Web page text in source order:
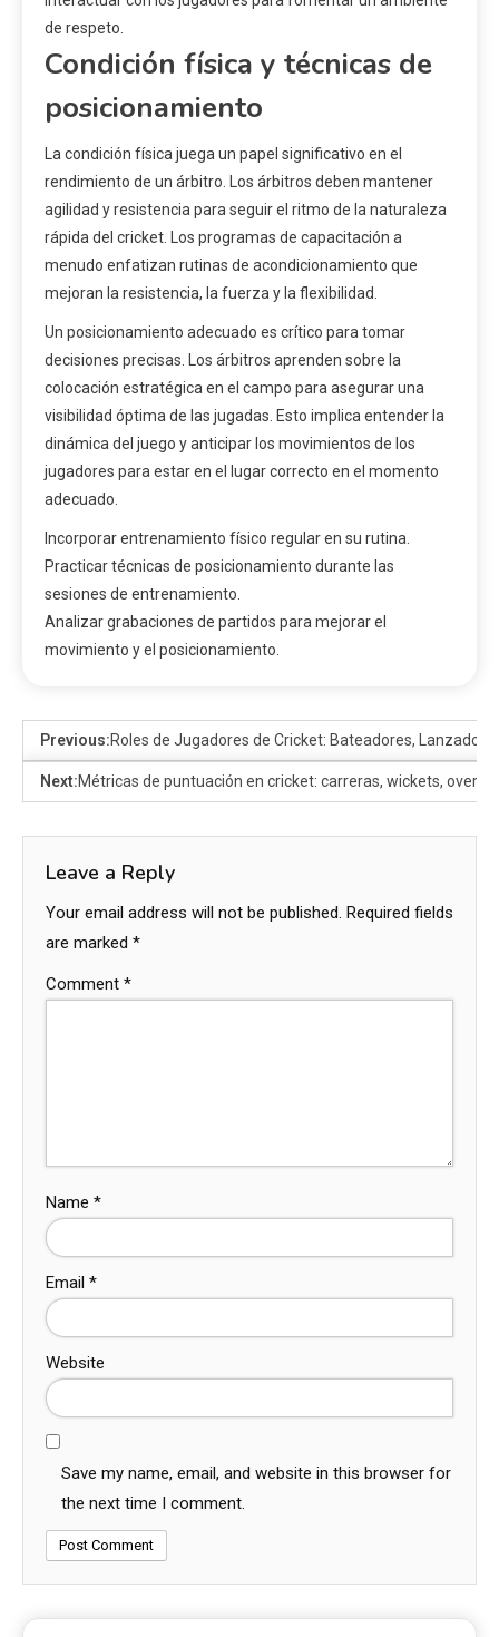
de respeto.
Condición física y técnicas de
posicionamiento
La condición física juega un papel significativo en el
rendimiento de un árbitro. Los árbitros deben mantener
agilidad y resistencia para seguir el ritmo de la naturaleza
rápida del cricket. Los programas de capacitación a
menudo enfatizan rutinas de acondicionamiento que
mejoran la resistencia, la fuerza y la flexibilidad.
Un posicionamiento adecuado es crítico para tomar
decisiones precisas. Los árbitros aprenden sobre la
colocación estratégica en el campo para asegurar una
visibilidad óptima de las jugadas. Esto implica entender la
dinámica del juego y anticipar los movimientos de los
jugadores para estar en el lugar correcto en el momento
adecuado.
Incorporar entrenamiento físico regular en su rutina.
Practicar técnicas de posicionamiento durante las
sesiones de entrenamiento.
Analizar grabaciones de partidos para mejorar el
movimiento y el posicionamiento.
Previous:Roles de Jugadores de Cricket: Bateadores,
Next:Métricas de puntuación en cricket: carreras, wickets, overs
Leave a Reply
Your email address will not be published. Required fields
are marked *
Comment *
Name *
Email *
Website
Save my name, email, and website in this browser for
the next time I comment.